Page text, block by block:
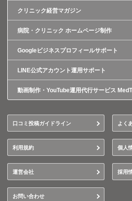
クリニック経営マガジン
病院・クリニック ホームページ制作
Googleビジネスプロフィールサポート
LINE公式アカウント運用サポート
動画制作・YouTube運用代行サービス
口コミ投稿ガイドライン よく
利用規約 個人
運営会社 採用
お問い合わせ